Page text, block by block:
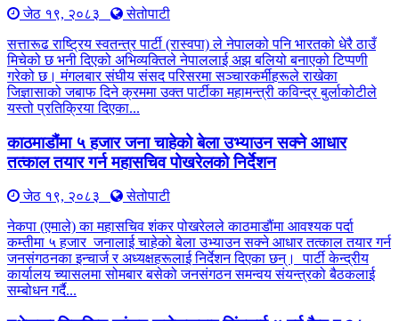
जेठ १९, २०८३
सेतोपाटी
सत्तारूढ राष्ट्रिय स्वतन्त्र पार्टी (रास्वपा) ले नेपालको पनि भारतको धेरै ठाउँ
मिचेको छ भनी दिएको अभिव्यक्तिले नेपाललाई अझ बलियो बनाएको टिप्पणी
गरेको छ। मंगलबार संघीय संसद परिसरमा सञ्चारकर्मीहरूले राखेका
जिज्ञासाको जबाफ दिने क्रममा उक्त पार्टीका महामन्त्री कविन्द्र बुर्लाकोटीले
यस्तो प्रतिक्रिया दिएका...
काठमाडौंमा ५ हजार जना चाहेको बेला उभ्याउन सक्ने आधार
तत्काल तयार गर्न महासचिव पोखरेलको निर्देशन
जेठ १९, २०८३
सेतोपाटी
नेकपा (एमाले) का महासचिव शंकर पोखरेलले काठमाडौंमा आवश्यक पर्दा
कम्तीमा ५ हजार जनालाई चाहेको बेला उभ्याउन सक्ने आधार तत्काल तयार गर्न
जनसंगठनका इन्चार्ज र अध्यक्षहरूलाई निर्देशन दिएका छन्। पार्टी केन्द्रीय
कार्यालय च्यासलमा सोमबार बसेको जनसंगठन समन्वय संयन्त्रको बैठकलाई
सम्बोधन गर्दै...